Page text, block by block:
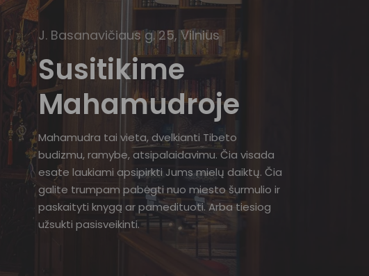
J. Basanavičiaus g. 25, Vilnius
Susitikime
Mahamudroje
Mahamudra tai vieta, dvelkianti Tibeto
budizmu, ramybe, atsipalaidavimu. Čia visada
esate laukiami apsipirkti Jums mielų daiktų. Čia
galite trumpam pabėgti nuo miesto šurmulio ir
paskaityti knygą ar pamedituoti. Arba tiesiog
užsukti pasisveikinti.